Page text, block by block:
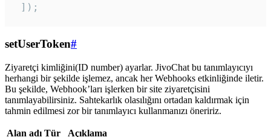
]);
setUserToken#
Ziyaretçi kimliğini(ID number) ayarlar. JivoChat bu tanımlayıcıyı
herhangi bir şekilde işlemez, ancak her Webhooks etkinliğinde iletir.
Bu şekilde, Webhook’ları işlerken bir site ziyaretçisini
tanımlayabilirsiniz. Sahtekarlık olasılığını ortadan kaldırmak için
tahmin edilmesi zor bir tanımlayıcı kullanmanızı öneririz.
Alan adı Tür
Açıklama